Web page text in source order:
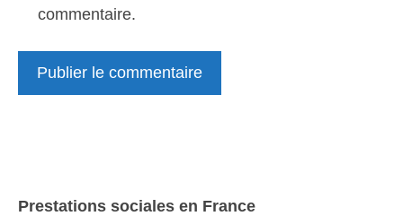
commentaire.
Prestations sociales en France